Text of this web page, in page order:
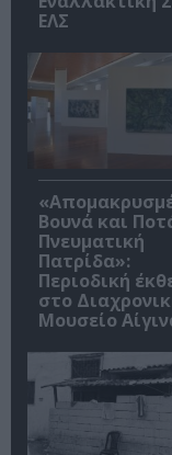
ΕΛΣ
Βουνά και
Πνευματική
Πατρίδα»:
Περιοδική
στο
Μουσείο